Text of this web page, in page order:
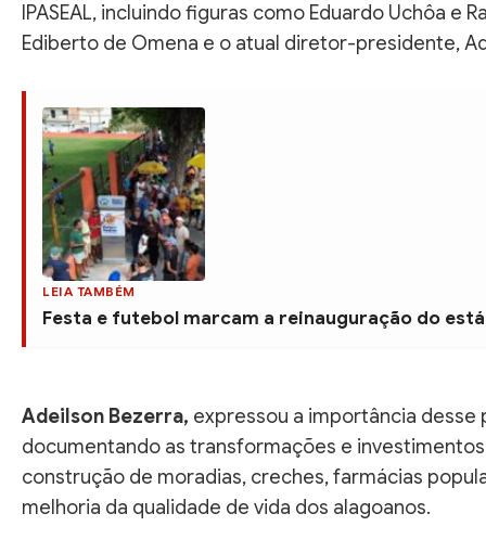
IPASEAL, incluindo figuras como Eduardo Uchôa e
Ediberto de Omena e o atual diretor-presidente,
LEIA TAMBÉM
Festa e futebol marcam a reinauguração do
Adeilson Bezerra, expressou a importância desse
documentando as transformações e
construção de moradias, creches, farmácias
melhoria da qualidade de vida dos alagoanos.